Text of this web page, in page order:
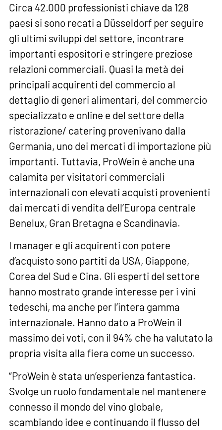
Circa 42.000 professionisti chiave da 128
paesi si sono recati a Düsseldorf per seguire
gli ultimi sviluppi del settore, incontrare
importanti espositori e stringere preziose
relazioni commerciali. Quasi la metà dei
principali acquirenti del commercio al
dettaglio di generi alimentari, del commercio
specializzato e online e del settore della
ristorazione/ catering provenivano dalla
Germania, uno dei mercati di importazione più
importanti. Tuttavia, ProWein è anche una
calamita per visitatori commerciali
internazionali con elevati acquisti provenienti
dai mercati di vendita dell’Europa centrale
Benelux, Gran Bretagna e Scandinavia.
I manager e gli acquirenti con potere
d’acquisto sono partiti da USA, Giappone,
Corea del Sud e Cina. Gli esperti del settore
hanno mostrato grande interesse per i vini
tedeschi, ma anche per l’intera gamma
internazionale. Hanno dato a ProWein il
massimo dei voti, con il 94% che ha valutato la
propria visita alla fiera come un successo.
“ProWein è stata un’esperienza fantastica.
Svolge un ruolo fondamentale nel mantenere
connesso il mondo del vino globale,
scambiando idee e continuando il flusso del